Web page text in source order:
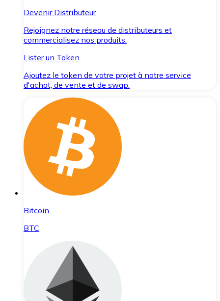
Devenir Distributeur
Rejoignez notre réseau de distributeurs et
commercialisez nos produits.
Lister un Token
Ajoutez le token de votre projet à notre service
d'achat, de vente et de swap.
Bitcoin
BTC